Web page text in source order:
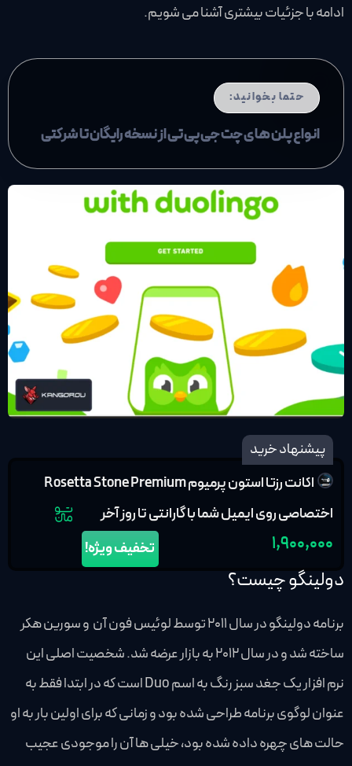
ادامه با جزئیات بیشتری آشنا می شویم.
حتما بخوانید:
انواع پلن های چت جی پی تی از نسخه رایگان تا شرکتی
پیشنهاد خرید
اکانت رزتا استون پرمیوم Rosetta Stone Premium
اختصاصی روی ایمیل شما با گارانتی تا روز آخر
۱,۹۰۰,۰۰۰ تخفیف ویژه!
دولینگو چیست؟
برنامه دولینگو در سال 2011 توسط لوئیس فون آن و سورین هکر
ساخته شد و در سال 2012 به بازار عرضه شد. شخصیت اصلی این
نرم افزار یک جغد سبز رنگ به اسم Duo است که در ابتدا فقط به
عنوان لوگوی برنامه طراحی شده بود و زمانی که برای اولین بار به او
حالت های چهره داده شده بود، خیلی ها آن را موجودی عجیب